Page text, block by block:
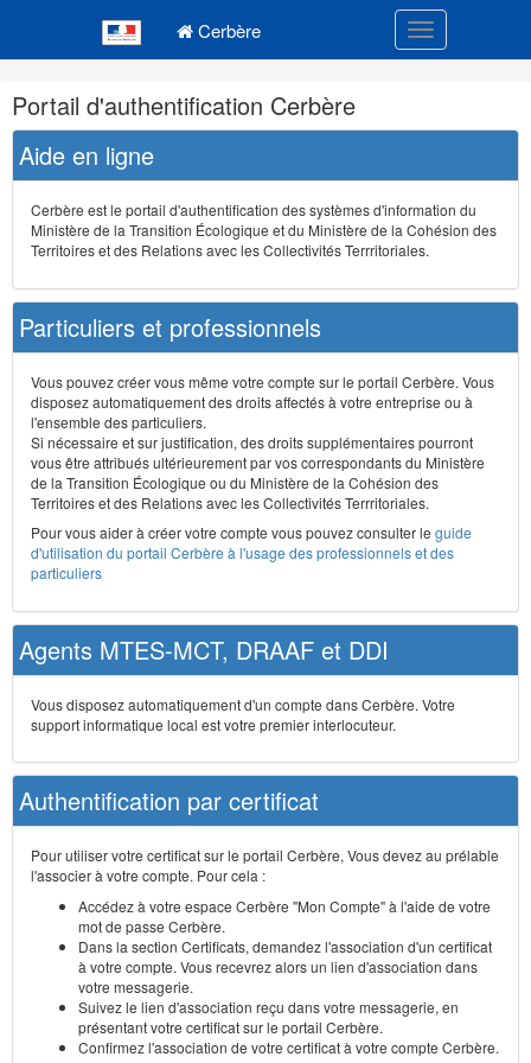
Cerbère Toggle
Navigation
et
outils
annexes
Portail d'authentification Cerbère
Aide en ligne
Cerbère est le portail d'authentification des systèmes d'information du
Ministère de la Transition Écologique et du Ministère de la Cohésion des
Territoires et des Relations avec les Collectivités Terrritoriales.
Particuliers et professionnels
Vous pouvez créer vous même votre compte sur le portail Cerbère. Vous
disposez automatiquement des droits affectés à votre entreprise ou à
l'ensemble des particuliers.
Si nécessaire et sur justification, des droits supplémentaires pourront
vous être attribués ultérieurement par vos correspondants du Ministère
de la Transition Écologique ou du Ministère de la Cohésion des
Territoires et des Relations avec les Collectivités Terrritoriales.
Pour vous aider à créer votre compte vous pouvez consulter le guide
d'utilisation du portail Cerbère à l'usage des professionnels et des
particuliers
Agents MTES-MCT, DRAAF et DDI
Vous disposez automatiquement d'un compte dans Cerbère. Votre
support informatique local est votre premier interlocuteur.
Authentification par certificat
Pour utiliser votre certificat sur le portail Cerbère, Vous devez au prélable
l'associer à votre compte. Pour cela :
Accédez à votre espace Cerbère "Mon Compte" à l'aide de votre
mot de passe Cerbère.
Dans la section Certificats, demandez l'association d'un certificat
à votre compte. Vous recevrez alors un lien d'association dans
votre messagerie.
Suivez le lien d'association reçu dans votre messagerie, en
présentant votre certificat sur le portail Cerbère.
Confirmez l'association de votre certificat à votre compte Cerbère.